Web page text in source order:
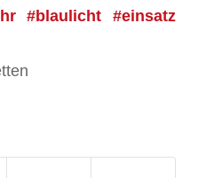
#blaulicht #einsatz